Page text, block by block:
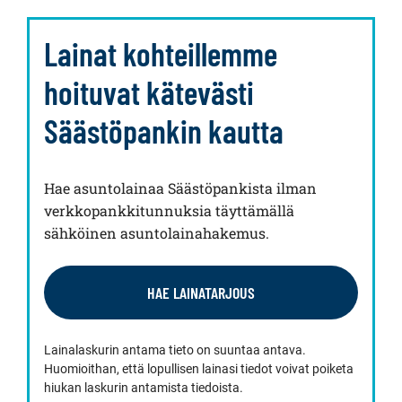
Lainat kohteillemme
hoituvat kätevästi
Säästöpankin kautta
Hae asuntolainaa Säästöpankista ilman
verkkopankkitunnuksia täyttämällä
sähköinen asuntolainahakemus.
HAE LAINATARJOUS
Lainalaskurin antama tieto on suuntaa antava.
Huomioithan, että lopullisen lainasi tiedot voivat poiketa
hiukan laskurin antamista tiedoista.